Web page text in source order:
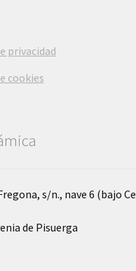
privacidad
cookies
s/n., nave 6 (bajo
de Pisuerga